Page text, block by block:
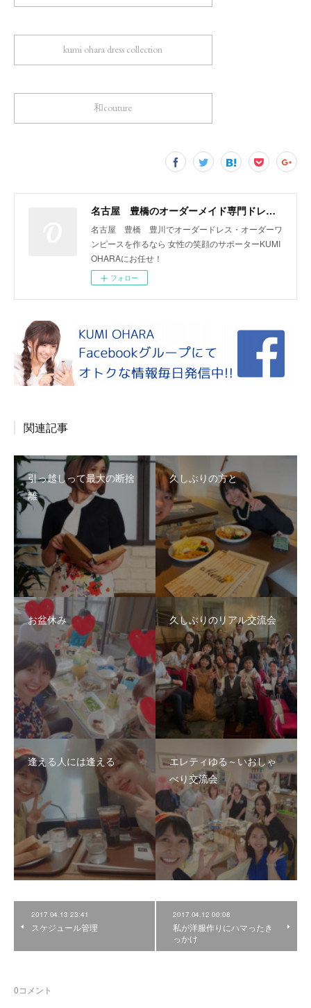
kumi ohara dress collection
和couture
名古屋 豊橋のオーダーメイド専門ドレスデザイナー KUMI OHARA
名古屋 豊橋 豊川でオーダードレス・オーダーワ
ンピースを作るなら 女性の笑顔のサポーターKUMI
OHARAにお任せ！
フォロー
関連記事
引っ越しって最大の断捨
離
久しぶりの方と
お盆休み 久しぶりのリアル交流会
逢える人には逢える
エレティゆる～いおしゃ
べり交流会
2017.04.13 23:41
スケジュール管理
2017.04.12 00:08
私が洋服作りにハマったき
っかけ
0コメント